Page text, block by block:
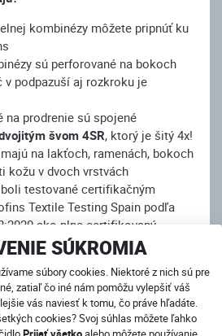
SÚKROMIA
súbory cookies. Niektoré z nich sú pre
zatiaľ čo iné nám pomôžu vylepšiť váš
vás naviesť k tomu, čo práve hľadáte.
cookies? Svoj súhlas môžete ľahko
kombinézy môžete pripnúť ku
sú perforované na bokoch
v podpazuší aj rozkroku je
na prodrenie sú spojené
švom 4SR, ktorý je šitý 4x!
na lakťoch, ramenách, bokoch
kožu v dvoch vrstvách
boli testované certifikačným
Textile Testing Spain podľa
ako plne certifikovaný
odev. Podľa tejto normy
bezpečnostnú klasifikáciu – trieda
veľkosť? Vieme vám vyrobiť